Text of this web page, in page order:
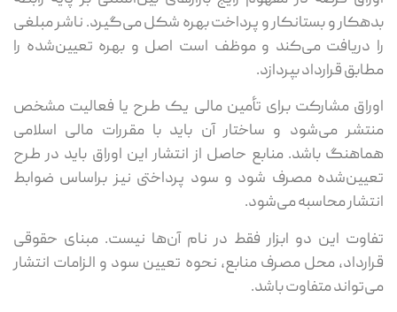
بدهکار و بستانکار و پرداخت بهره شکل می‌گیرد. ناشر مبلغی
را دریافت می‌کند و موظف است اصل و بهره تعیین‌شده را
مطابق قرارداد بپردازد.
اوراق مشارکت برای تأمین مالی یک طرح یا فعالیت مشخص
منتشر می‌شود و ساختار آن باید با مقررات مالی اسلامی
هماهنگ باشد. منابع حاصل از انتشار این اوراق باید در طرح
تعیین‌شده مصرف شود و سود پرداختی نیز براساس ضوابط
انتشار محاسبه می‌شود.
تفاوت این دو ابزار فقط در نام آن‌ها نیست. مبنای حقوقی
قرارداد، محل مصرف منابع، نحوه تعیین سود و الزامات انتشار
می‌تواند متفاوت باشد.